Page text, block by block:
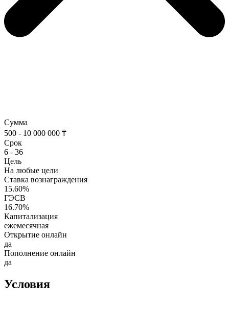
Сумма
500 - 10 000 000 ₸
Срок
6 - 36
Цель
На любые цели
Ставка вознаграждения
15.60%
ГЭСВ
16.70%
Капитализация
ежемесячная
Открытие онлайн
да
Пополнение онлайн
да
Условия